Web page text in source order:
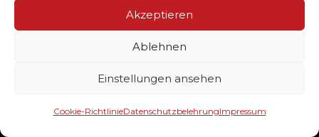
Akzeptieren
Ablehnen
Einstellungen ansehen
Cookie-RichtlinieDatenschutzbelehrungImpressum
Textilien & Werbemittel für Ihren Verein. Wir
Pokalsieger Shirts. Darüber hinaus bedrucken